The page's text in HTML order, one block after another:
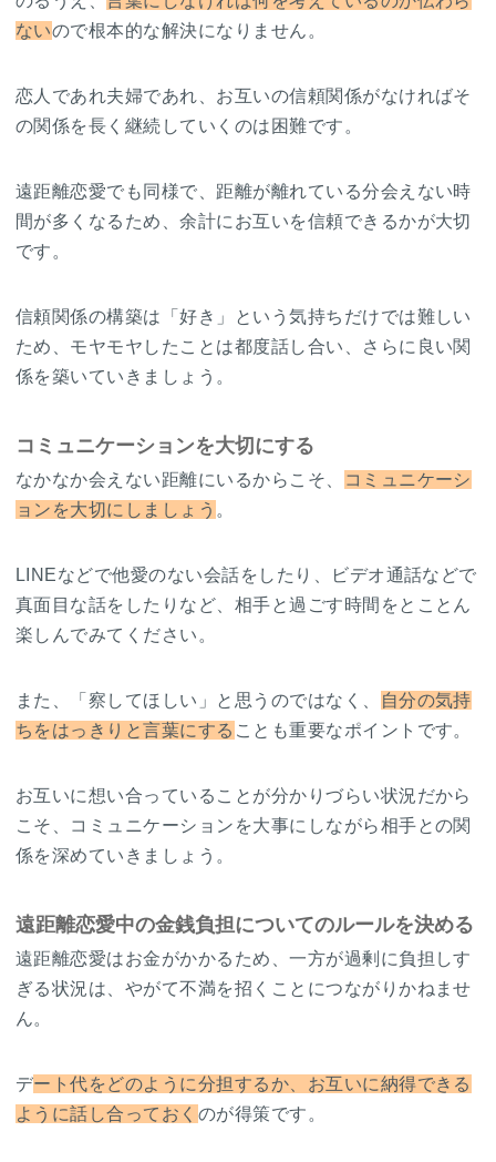
ないので根本的な解決になりません。
恋人であれ夫婦であれ、お互いの信頼関係がなければそ
の関係を長く継続していくのは困難です。
遠距離恋愛でも同様で、距離が離れている分会えない時
間が多くなるため、余計にお互いを信頼できるかが大切
です。
信頼関係の構築は「好き」という気持ちだけでは難しい
ため、モヤモヤしたことは都度話し合い、さらに良い関
係を築いていきましょう。
コミュニケーションを大切にする
なかなか会えない距離にいるからこそ、
コミュニケーシ
ョンを大切にしましょう 。
LINEなどで他愛のない会話をしたり、ビデオ通話などで
真面目な話をしたりなど、相手と過ごす時間をとことん
楽しんでみてください。
また、「察してほしい」と思うのではなく、
自分の気持
ちをはっきりと言葉にする ことも重要なポイントです。
お互いに想い合っていることが分かりづらい状況だから
こそ、コミュニケーションを大事にしながら相手との関
係を深めていきましょう。
遠距離恋愛中の金銭負担についてのルールを決める
遠距離恋愛はお金がかかるため、一方が過剰に負担しす
ぎる状況は、やがて不満を招くことにつながりかねませ
ん。
デート代をどのように分担するか、お互いに納得できる
ように話し合っておく のが得策です。